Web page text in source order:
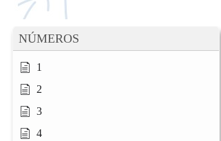
NÚMEROS
1
2
3
4